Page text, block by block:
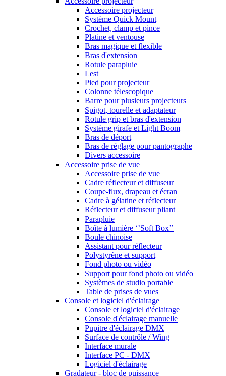
Accessoire projecteur
Système Quick Mount
Crochet, clamp et pince
Platine et ventouse
Bras magique et flexible
Bras d'extension
Rotule parapluie
Lest
Pied pour projecteur
Colonne télescopique
Barre pour plusieurs projecteurs
Spigot, tourelle et adaptateur
Rotule grip et bras d'extension
Système girafe et Light Boom
Bras de déport
Bras de réglage pour pantographe
Divers accessoire
Accessoire prise de vue
Accessoire prise de vue
Cadre réflecteur et diffuseur
Coupe-flux, drapeau et écran
Cadre à gélatine et réflecteur
Réflecteur et diffuseur pliant
Parapluie
Boîte à lumière ‘’Soft Box’’
Boule chinoise
Assistant pour réflecteur
Polystyrène et support
Fond photo ou vidéo
Support pour fond photo ou vidéo
Systèmes de studio portable
Table de prises de vues
Console et logiciel d'éclairage
Console et logiciel d'éclairage
Console d'éclairage manuelle
Pupitre d'éclairage DMX
Surface de contrôle / Wing
Interface murale
Interface PC - DMX
Logiciel d'éclairage
Gradateur - bloc de puissance